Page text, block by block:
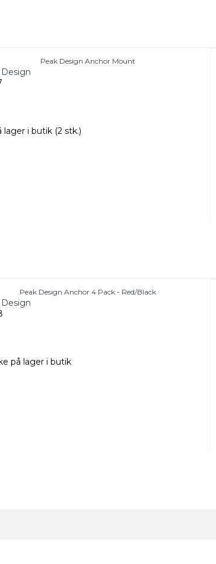
Peak Design Anchor Mount
lager i butik (2 stk.)
Peak Design Anchor 4 Pack - Red/Black
på lager i butik